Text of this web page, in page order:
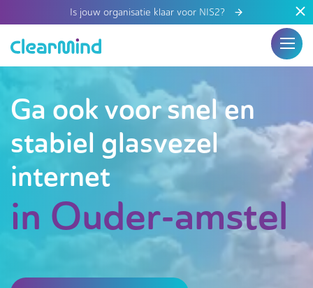
Is jouw organisatie klaar voor NIS2?
Ga ook voor snel en
stabiel glasvezel
internet
in Ouder-amstel